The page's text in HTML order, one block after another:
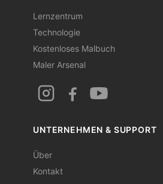
Lernzentrum
Technologie
Kostenloses Malbuch
Maler Arsenal
UNTERNEHMEN & SUPPORT
Über
Kontakt